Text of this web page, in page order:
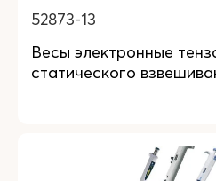
52873-13
Весы электронные
статического